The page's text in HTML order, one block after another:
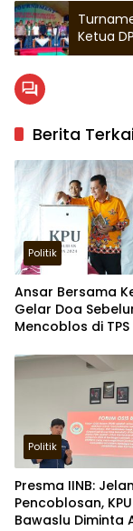
Ketua
Berita
Politik
Ansar Bersama
Gelar Doa
Mencoblos di TPS
Politik
Presma IINB:
Pencoblosan,
Bawaslu Diminta